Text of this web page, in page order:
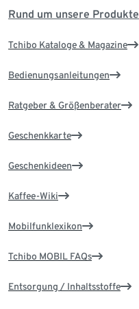
Rund um unsere Produkte
Tchibo Kataloge & Magazine
Bedienungsanleitungen
Ratgeber & Größenberater
Geschenkkarte
Geschenkideen
Kaffee-Wiki
Mobilfunklexikon
Tchibo MOBIL FAQs
Entsorgung / Inhaltsstoffe